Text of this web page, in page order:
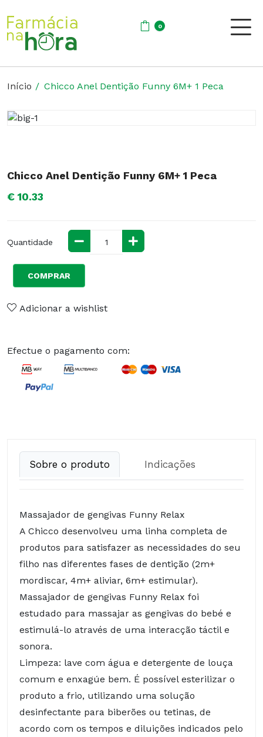
0
Início Chicco Anel Dentição Funny 6M+ 1 Peca
Chicco Anel Dentição Funny 6M+ 1 Peca
€ 10.33
Quantidade
COMPRAR
Adicionar a wishlist
Efectue o pagamento com:
Sobre o produto Indicações
Massajador de gengivas Funny Relax
A Chicco desenvolveu uma linha completa de
produtos para satisfazer as necessidades do seu
filho nas diferentes fases de dentição (2m+
mordiscar, 4m+ aliviar, 6m+ estimular).
Massajador de gengivas Funny Relax foi
estudado para massajar as gengivas do bebé e
estimulá-lo através de uma interacção táctil e
sonora.
Limpeza: lave com água e detergente de louça
comum e enxagúe bem. É possível esterilizar o
produto a frio, utilizando uma solução
desinfectante para biberões ou tetinas, de
acordo com os tempos e diluições indicados pelo